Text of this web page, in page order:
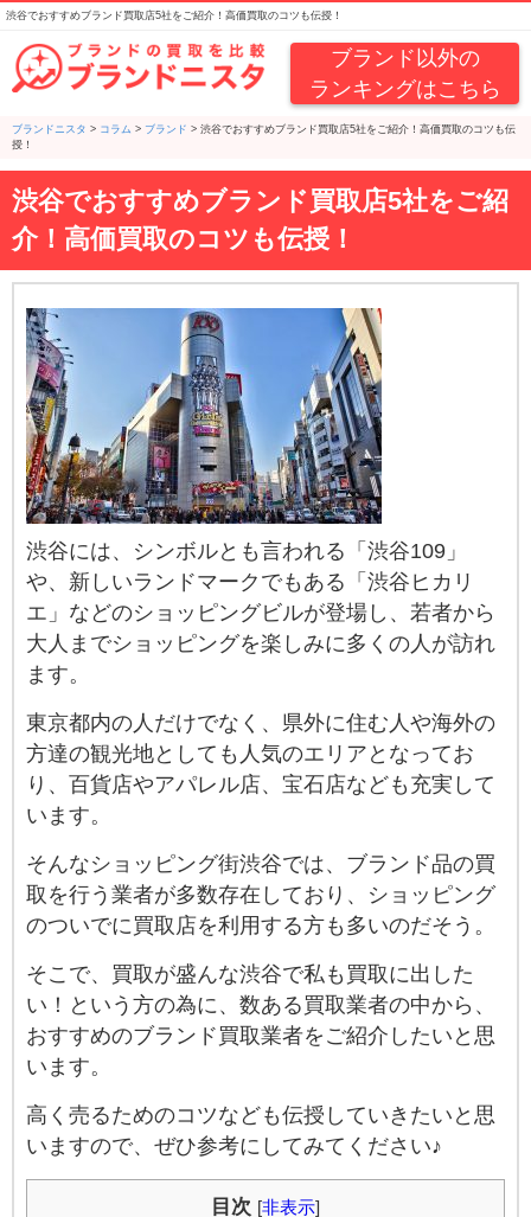
渋谷でおすすめブランド買取店5社をご紹介！高価買取のコツも伝授！
ブランド以外の
ランキングはこちら
ブランドニスタ > コラム > ブランド > 渋谷でおすすめブランド買取店5社をご紹介！高価買取のコツも伝
授！
渋谷でおすすめブランド買取店5社をご紹
介！高価買取のコツも伝授！
渋谷には、シンボルとも言われる「渋谷109」
や、新しいランドマークでもある「渋谷ヒカリ
エ」などのショッピングビルが登場し、若者から
大人までショッピングを楽しみに多くの人が訪れ
ます。
東京都内の人だけでなく、県外に住む人や海外の
方達の観光地としても人気のエリアとなってお
り、百貨店やアパレル店、宝石店なども充実して
います。
そんなショッピング街渋谷では、ブランド品の買
取を行う業者が多数存在しており、ショッピング
のついでに買取店を利用する方も多いのだそう。
そこで、買取が盛んな渋谷で私も買取に出した
い！という方の為に、数ある買取業者の中から、
おすすめのブランド買取業者をご紹介したいと思
います。
高く売るためのコツなども伝授していきたいと思
いますので、ぜひ参考にしてみてください♪
目次 [非表示]